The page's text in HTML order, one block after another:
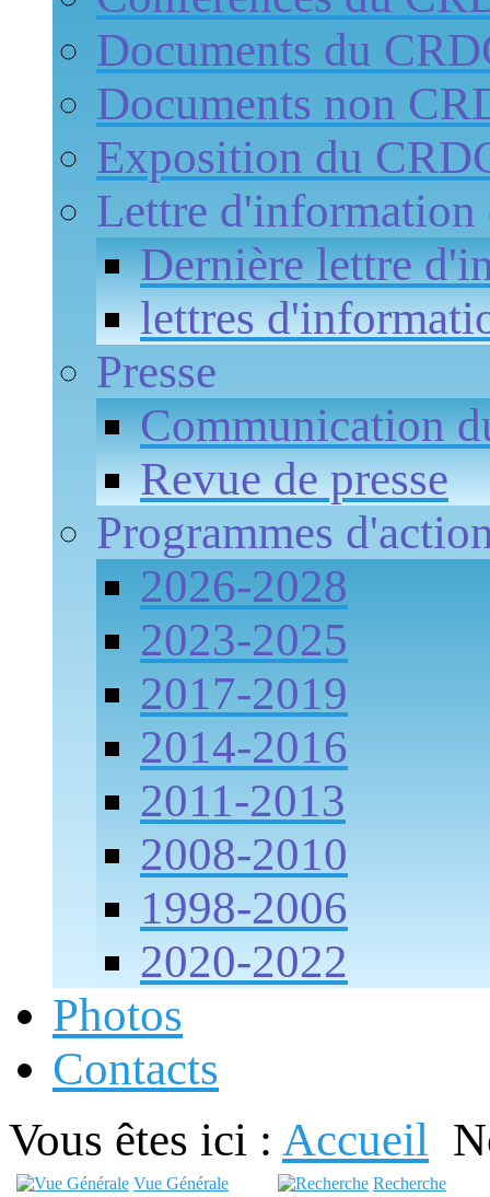
Documents du
Documents non
Exposition du
Lettre d'information
Dernière lettre
lettres
Presse
Communication
Revue de presse
Programmes
2026-2028
2023-2025
2017-2019
2014-2016
2011-2013
2008-2010
1998-2006
2020-2022
Photos
Contacts
Vous êtes ici : Accueil
Vue Générale Recherche